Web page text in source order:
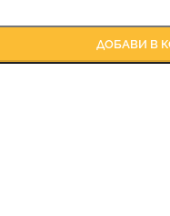
ДОБАВИ В